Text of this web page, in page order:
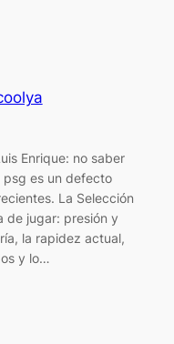
Enrique: no saber
psg es un defecto
La Selección
de jugar: presión y
la rapidez actual,
y lo…